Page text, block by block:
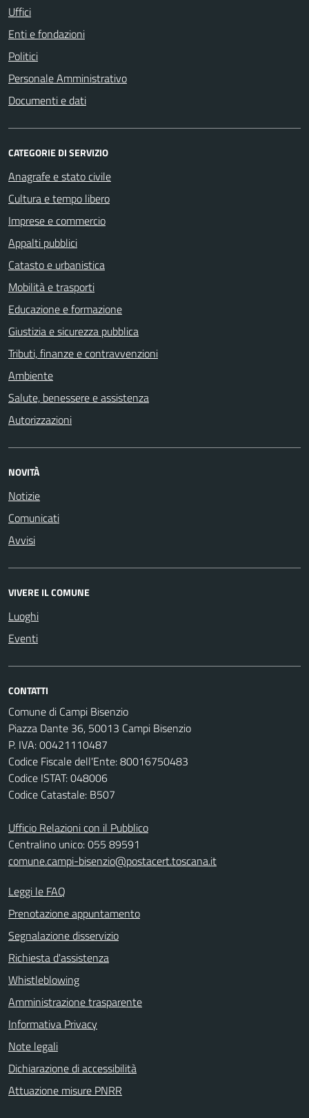
Uffici
Enti e fondazioni
Politici
Personale Amministrativo
Documenti e dati
CATEGORIE DI SERVIZIO
Anagrafe e stato civile
Cultura e tempo libero
Imprese e commercio
Appalti pubblici
Catasto e urbanistica
Mobilità e trasporti
Educazione e formazione
Giustizia e sicurezza pubblica
Tributi, finanze e contravvenzioni
Ambiente
Salute, benessere e assistenza
Autorizzazioni
NOVITÀ
Notizie
Comunicati
Avvisi
VIVERE IL COMUNE
Luoghi
Eventi
CONTATTI
Comune di Campi Bisenzio
Piazza Dante 36, 50013 Campi Bisenzio
P. IVA: 00421110487
Codice Fiscale dell'Ente: 80016750483
Codice ISTAT: 048006
Codice Catastale: B507
Ufficio Relazioni con il Pubblico
Centralino unico: 055 89591
comune.campi-bisenzio@postacert.toscana.it
Leggi le FAQ
Prenotazione appuntamento
Segnalazione disservizio
Richiesta d'assistenza
Whistleblowing
Amministrazione trasparente
Informativa Privacy
Note legali
Dichiarazione di accessibilità
Attuazione misure PNRR